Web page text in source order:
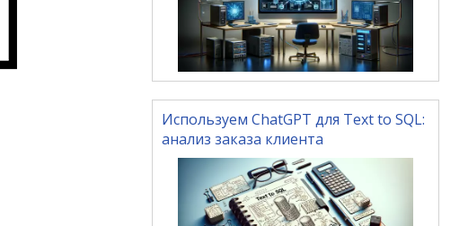
Используем ChatGPT для Text to SQL:
анализ заказа клиента